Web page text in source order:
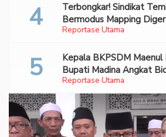
Reportase Utama
Terbongkar! Sindikat
Bermodus Mapping
Reportase Utama
Kepala BKPSDM Maenul
Bupati Madina Angkat